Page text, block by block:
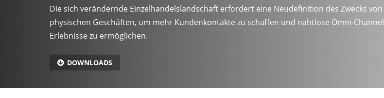
Die sich verändernde Einzelhandelslandschaft erfordert eine Neudefinition des Zwecks von
physischen Geschäften, um mehr Kundenkontakte zu schaffen und nahtlose Omni-Channel
Erlebnisse zu ermöglichen.
DOWNLOADS